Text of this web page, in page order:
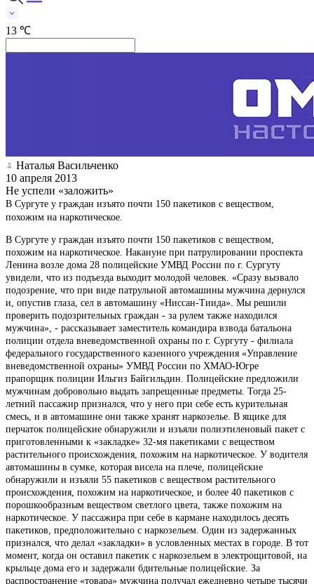
13 ℃
Наталья Васильченко
10 апреля 2013
Не успели «заложить»
В Сургуте у граждан изъято почти 150 пакетиков с веществом,
похожим на наркотическое.
В Сургуте у граждан изъято почти 150 пакетиков с веществом,
похожим на наркотическое. Накануне при патрулировании проспекта
Ленина возле дома 28 полицейские УМВД России по г. Сургуту
увидели, что из подъезда выходит молодой человек. «Сразу вызвало
подозрение, что при виде патрульной автомашины мужчина дернулся
и, опустив глаза, сел в автомашину «Ниссан-Тиида». Мы решили
проверить подозрительных граждан - за рулем также находился
мужчина», - рассказывает заместитель командира взвода батальона
полиции отдела вневедомственной охраны по г. Сургуту - филиала
федерального государственного казенного учреждения «Управление
вневедомственной охраны» УМВД России по ХМАО-Югре
прапорщик полиции Ильгиз Байгильдин. Полицейские предложили
мужчинам добровольно выдать запрещенные предметы. Тогда 25-
летний пассажир признался, что у него при себе есть курительная
смесь, и в автомашине они также хранят наркозелье. В ящике для
перчаток полицейские обнаружили и изъяли полиэтиленовый пакет с
приготовленными к «закладке» 32-мя пакетиками с веществом
растительного происхождения, похожим на наркотическое. У водителя
автомашины в сумке, которая висела на плече, полицейские
обнаружили и изъяли 55 пакетиков с веществом растительного
происхождения, похожим на наркотическое, и более 40 пакетиков с
порошкообразным веществом светлого цвета, также похожим на
наркотическое. У пассажира при себе в кармане находилось десять
пакетиков, предположительно с наркозельем. Один из задержанных
признался, что делал «закладки» в условленных местах в городе. В тот
момент, когда он оставил пакетик с наркозельем в электрощитовой, на
крыльце дома его и задержали бдительные полицейские. За
распространение «товара» мужчина получал ежедневно четыре тысячи